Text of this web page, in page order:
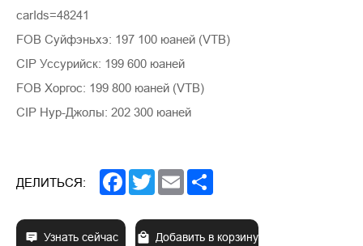
carIds=48241
FOB Суйфэньхэ: 197 100 юаней (VTB)
CIP Уссурийск: 199 600 юаней
FOB Хоргос: 199 800 юаней (VTB)
CIP Нур-Джолы: 202 300 юаней
ДЕЛИТЬСЯ: Facebook
TwitterEmail
Узнать сейчас Добавить в корзину